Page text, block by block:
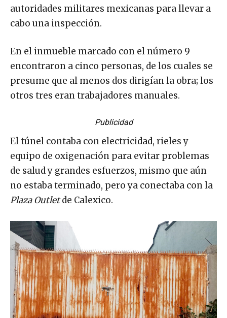
autoridades militares mexicanas para llevar a
cabo una inspección.
En el inmueble marcado con el número 9
encontraron a cinco personas, de los cuales se
presume que al menos dos dirigían la obra; los
otros tres eran trabajadores manuales.
Publicidad
El túnel contaba con electricidad, rieles y
equipo de oxigenación para evitar problemas
de salud y grandes esfuerzos, mismo que aún
no estaba terminado, pero ya conectaba con la
Plaza Outletde Calexico.